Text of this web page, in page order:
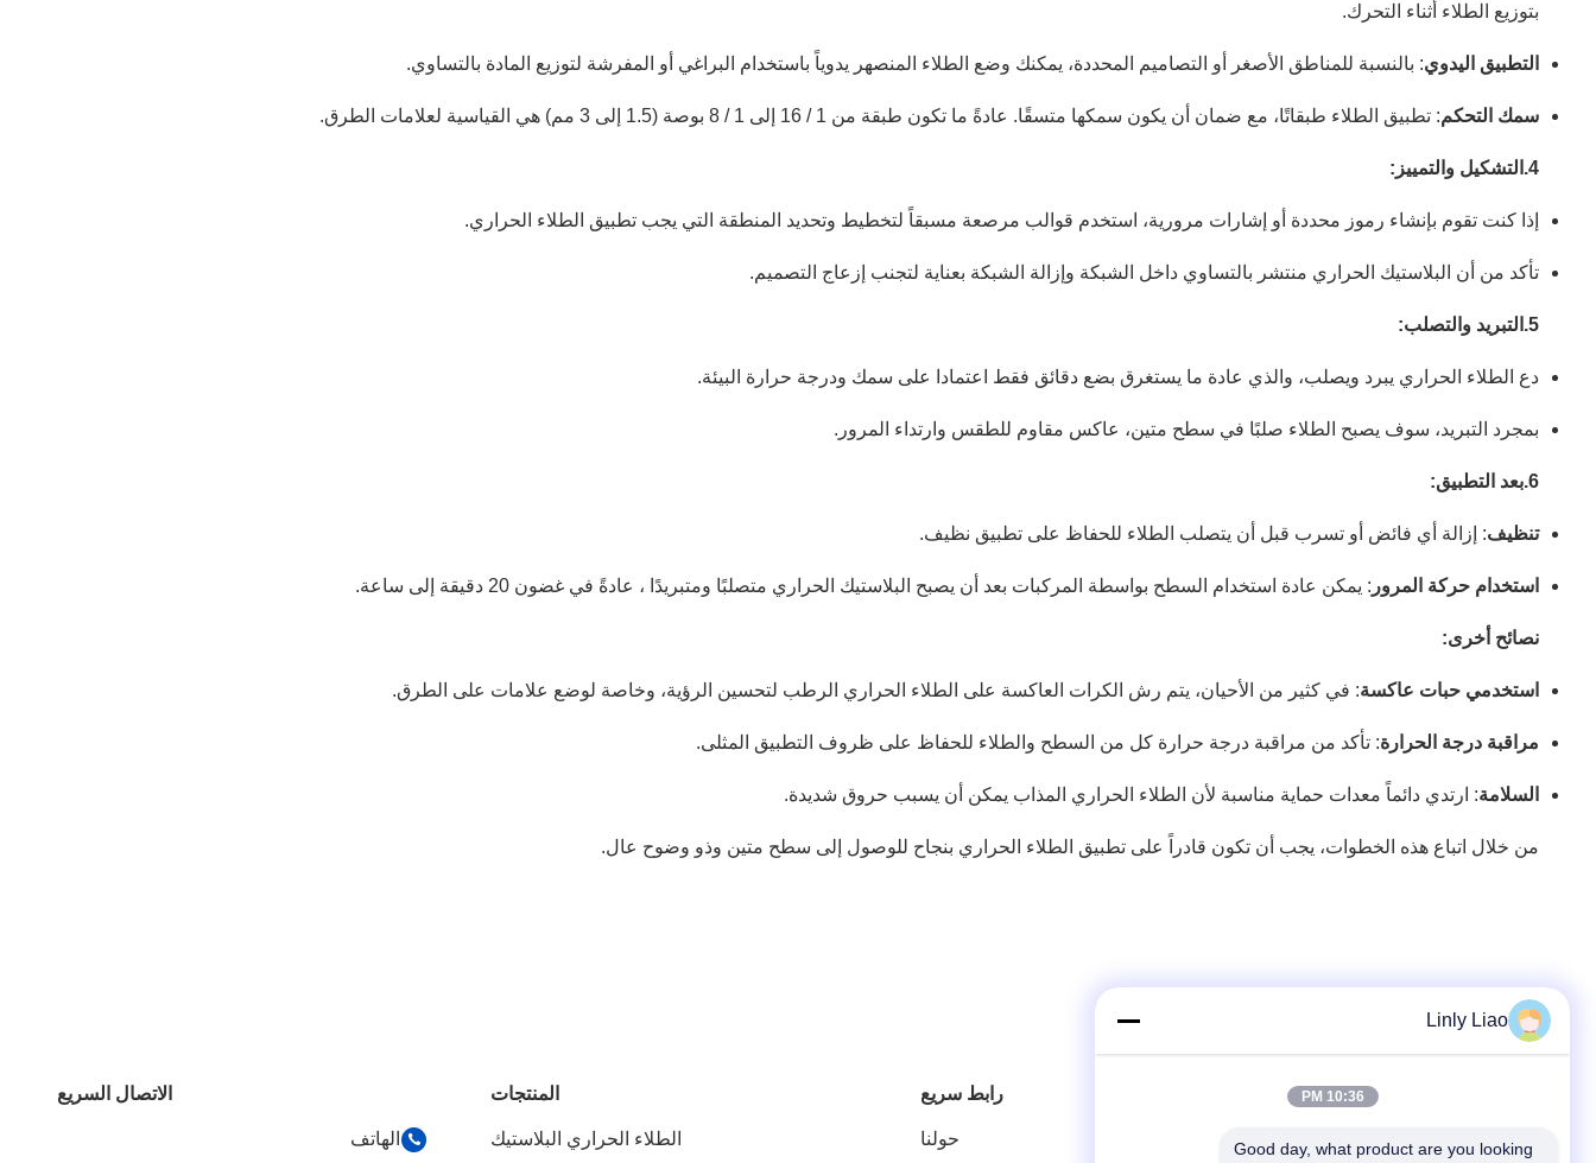
بتوزيع الطلاء أثناء التحرك.
التطبيق اليدوي: بالنسبة للمناطق الأصغر أو التصاميم المحددة، يمكنك وضع الطلاء المنصهر يدوياً باستخدام البراغي أو المفرشة لتوزيع المادة بالتساوي.
سمك التحكم: تطبيق الطلاء طبقاتًا، مع ضمان أن يكون سمكها متسقًا. عادةً ما تكون طبقة من 1 / 16 إلى 1 / 8 بوصة (1.5 إلى 3 مم) هي القياسية لعلامات الطرق.
4. التشكيل والتمييز:
إذا كنت تقوم بإنشاء رموز محددة أو إشارات مرورية، استخدم قوالب مرصعة مسبقاً لتخطيط وتحديد المنطقة التي يجب تطبيق الطلاء الحراري.
تأكد من أن البلاستيك الحراري منتشر بالتساوي داخل الشبكة وإزالة الشبكة بعناية لتجنب إزعاج التصميم.
5. التبريد والتصلب:
دع الطلاء الحراري يبرد ويصلب، والذي عادة ما يستغرق بضع دقائق فقط اعتمادا على سمك ودرجة حرارة البيئة.
بمجرد التبريد، سوف يصبح الطلاء صلبًا في سطح متين، عاكس مقاوم للطقس وارتداء المرور.
6. بعد التطبيق:
تنظيف: إزالة أي فائض أو تسرب قبل أن يتصلب الطلاء للحفاظ على تطبيق نظيف.
استخدام حركة المرور : يمكن عادة استخدام السطح بواسطة المركبات بعد أن يصبح البلاستيك الحراري متصلبًا ومتبريدًا ، عادةً في غضون 20 دقيقة إلى ساعة.
نصائح أخرى:
استخدمي حبات عاكسة: في كثير من الأحيان، يتم رش الكرات العاكسة على الطلاء الحراري الرطب لتحسين الرؤية، وخاصة لوضع علامات على الطرق.
مراقبة درجة الحرارة: تأكد من مراقبة درجة حرارة كل من السطح والطلاء للحفاظ على ظروف التطبيق المثلى.
السلامة: ارتدي دائماً معدات حماية مناسبة لأن الطلاء الحراري المذاب يمكن أن يسبب حروق شديدة.
من خلال اتباع هذه الخطوات، يجب أن تكون قادراً على تطبيق الطلاء الحراري بنجاح للوصول إلى سطح متين وذو وضوح عال.
رابط سريع
حولنا
المنتجات
الطلاء الحراري البلاستيك
الاتصال السريع
الهاتف
Linly Liao
10:36 PM
Good day, what product are you looking